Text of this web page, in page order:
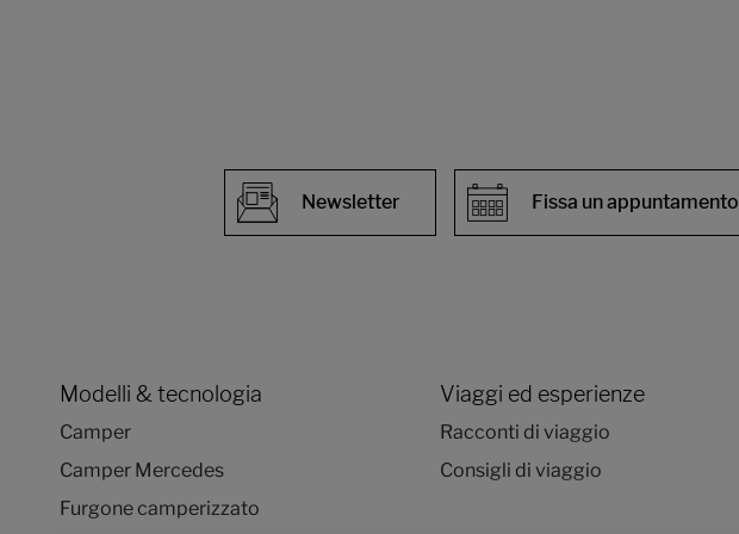
Fissa un appuntamento
Newsletter
Modelli & tecnologia
Camper
Camper Mercedes
Furgone camperizzato
Viaggi ed esperienze
Racconti di viaggio
Consigli di viaggio